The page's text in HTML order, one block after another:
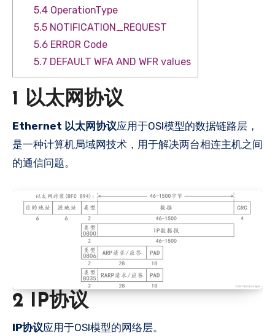
5.4 OperationType
5.5 NOTIFICATION_REQUEST
5.6 ERROR Code
5.7 DEFAULT WFA AND WFR values
1 以太网协议
Ethernet 以太网协议应用于OSI模型的数据链路层，
是一种计算机局域网技术，用于解决两台相连主机之间
的通信问题。
2 IP协议
IP协议应用于OSI模型的网络层。